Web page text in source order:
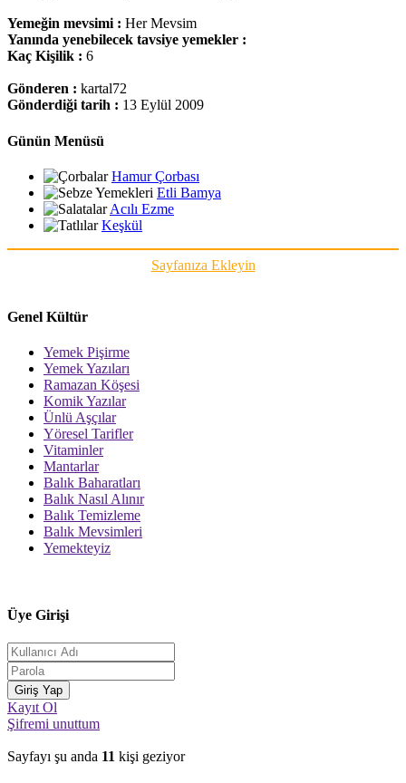
Yemeğin mevsimi : Her Mevsim
Yanında yenebilecek tavsiye yemekler :
Kaç Kişilik : 6
Gönderen : kartal72
Gönderdiği tarih : 13 Eylül 2009
Günün Menüsü
Hamur Çorbası
Etli Bamya
Acılı Ezme
Keşkül
Sayfanıza Ekleyin
Genel Kültür
Yemek Pişirme
Yemek Yazıları
Ramazan Köşesi
Komik Yazılar
Ünlü Aşçılar
Yöresel Tarifler
Vitaminler
Mantarlar
Balık Baharatları
Balık Nasıl Alınır
Balık Temizleme
Balık Mevsimleri
Yemekteyiz
Üye Girişi
Kayıt Ol
Şifremi unuttum
Sayfayı şu anda 11 kişi geziyor